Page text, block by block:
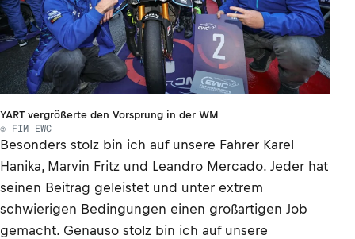
YART vergrößerte den Vorsprung in der WM
© FIM EWC
Besonders stolz bin ich auf unsere Fahrer Karel
Hanika, Marvin Fritz und Leandro Mercado. Jeder hat
seinen Beitrag geleistet und unter extrem
schwierigen Bedingungen einen großartigen Job
gemacht. Genauso stolz bin ich auf unsere